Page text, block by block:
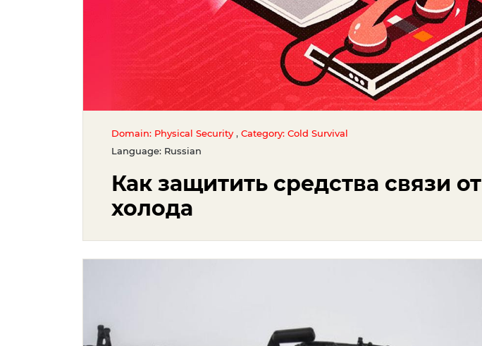
Domain: Physical Security , Category: Cold Survival
Language: Russian
Как защитить средства связи от
холода